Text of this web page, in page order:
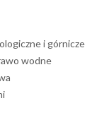
i górnicze
wodne